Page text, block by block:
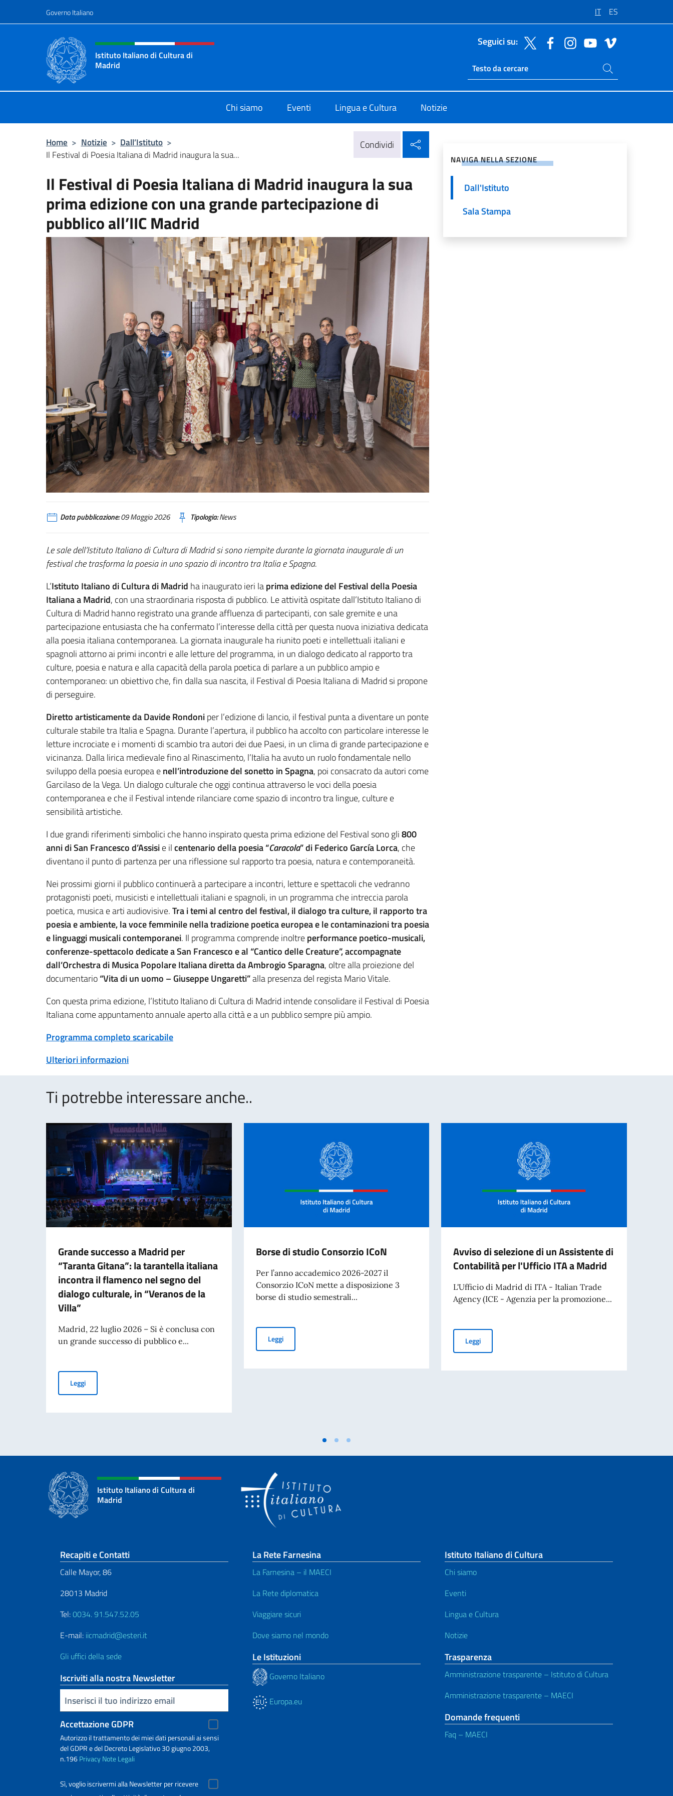
Governo Italiano IT ES
Intestazione sito, social e menù
Istituto Italiano di Cultura di
Madrid
Seguici su:
Ricerca sito live
Cerca nel sito
Chi siamo Eventi Lingua e Cultura Notizie
Home > Notizie > Dall’Istituto >
Il Festival di Poesia Italiana di Madrid inaugura la sua...
Condividi
Il Festival di Poesia Italiana di Madrid inaugura la sua
prima edizione con una grande partecipazione di
pubblico all’IIC Madrid
Data pubblicazione:09 Maggio 2026 Tipologia:News
Le sale dell’Istituto Italiano di Cultura di Madrid si sono riempite durante la giornata inaugurale di un
festival che trasforma la poesia in uno spazio di incontro tra Italia e Spagna.
L’Istituto Italiano di Cultura di Madrid ha inaugurato ieri laprima edizione del Festival della Poesia
Italiana a Madrid, con una straordinaria risposta di pubblico. Le attività ospitate dall’Istituto Italiano di
Cultura di Madrid hanno registrato una grande affluenza di partecipanti, con sale gremite e una
partecipazione entusiasta che ha confermato l’interesse della città per questa nuova iniziativa dedicata
alla poesia italiana contemporanea. La giornata inaugurale ha riunito poeti e intellettuali italiani e
spagnoli attorno ai primi incontri e alle letture del programma, in un dialogo dedicato al rapporto tra
culture, poesia e natura e alla capacità della parola poetica di parlare a un pubblico ampio e
contemporaneo: un obiettivo che, fin dalla sua nascita, il Festival di Poesia Italiana di Madrid si propone
di perseguire.
Diretto artisticamente da Davide Rondoniper l’edizione di lancio, il festival punta a diventare un ponte
culturale stabile tra Italia e Spagna. Durante l’apertura, il pubblico ha accolto con particolare interesse le
letture incrociate e i momenti di scambio tra autori dei due Paesi, in un clima di grande partecipazione e
vicinanza. Dalla lirica medievale fino al Rinascimento, l’Italia ha avuto un ruolo fondamentale nello
sviluppo della poesia europea enell’introduzione del sonetto in Spagna, poi consacrato da autori come
Garcilaso de la Vega. Un dialogo culturale che oggi continua attraverso le voci della poesia
contemporanea e che il Festival intende rilanciare come spazio di incontro tra lingue, culture e
sensibilità artistiche.
I due grandi riferimenti simbolici che hanno inspirato questa prima edizione del Festival sono gli800
anni di San Francesco d’Assisie ilcentenario della poesia “Caracola” di Federico García Lorca, che
diventano il punto di partenza per una riflessione sul rapporto tra poesia, natura e contemporaneità.
Nei prossimi giorni il pubblico continuerà a partecipare a incontri, letture e spettacoli che vedranno
protagonisti poeti, musicisti e intellettuali italiani e spagnoli, in un programma che intreccia parola
poetica, musica e arti audiovisive.Tra i temi al centro del festival, il dialogo tra culture, il rapporto tra
poesia e ambiente, la voce femminile nella tradizione poetica europea e le contaminazioni tra poesia
e linguaggi musicali contemporanei. Il programma comprende inoltreperformance poetico-musicali,
conferenze-spettacolo dedicate a San Francesco e al “Cantico delle Creature”, accompagnate
dall’Orchestra di Musica Popolare Italiana diretta da Ambrogio Sparagna, oltre alla proiezione del
documentario“Vita di un uomo – Giuseppe Ungaretti”alla presenza del regista Mario Vitale.
Con questa prima edizione, l’Istituto Italiano di Cultura di Madrid intende consolidare il Festival di Poesia
Italiana come appuntamento annuale aperto alla città e a un pubblico sempre più ampio.
Programma completo scaricabile
Ulteriori informazioni
NAVIGA NELLA SEZIONE
Dall'Istituto
Sala Stampa
Ti potrebbe interessare anche..
Grande successo a Madrid per
“Taranta Gitana”: la tarantella italiana
incontra il flamenco nel segno del
dialogo culturale, in “Veranos de la
Villa”
Madrid, 22 luglio 2026 – Si è conclusa con
un grande successo di pubblico e...
LeggiGrande successo a Madrid per “Taranta Gitana”: la tarantella italiana incontra il flamenco nel segno del dialogo culturale, in “Veranos de la Villa”
Borse di studio Consorzio ICoN
Per l’anno accademico 2026-2027 il
Consorzio ICoN mette a disposizione 3
borse di studio semestrali...
LeggiBorse di studio Consorzio ICoN
Avviso di selezione di un Assistente di
Contabilità per l'Ufficio ITA a Madrid
L'Ufficio di Madrid di ITA - Italian Trade
Agency (ICE - Agenzia per la promozione...
LeggiAvviso di selezione di un Assistente di Contabilità per l'Ufficio
Istituto Italiano di Cultura di
Madrid
Sezione footer
Recapiti e Contatti
Calle Mayor, 86
28013 Madrid
Tel:0034. 91.547.52.05
E-mail: iicmadrid@esteri.it
Gli uffici della sede
Iscriviti alla nostra Newsletter
Inserisci la tua email
Accettazione GDPR
Autorizzo il trattamento dei miei dati personali ai sensi
del GDPR e del Decreto Legislativo 30 giugno 2003,
n.196PrivacyNote Legali
Sì, voglio iscrivermi alla Newsletter per ricevere
La Rete Farnesina
La Farnesina – il MAECI
La Rete diplomatica
Viaggiare sicuri
Dove siamo nel mondo
Le Istituzioni
Governo Italiano
Europa.eu
Istituto Italiano di Cultura
Chi siamo
Eventi
Lingua e Cultura
Notizie
Trasparenza
Amministrazione trasparente – Istituto di Cultura
Amministrazione trasparente – MAECI
Domande frequenti
Faq – MAECI